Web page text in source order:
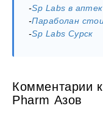
-Sp Labs в
-Параболан
-Sp Labs Сурск
Комментарии
Pharm Азов